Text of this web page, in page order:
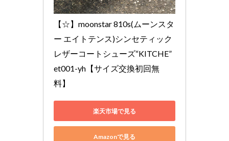
【☆】moonstar 810s(ムーンスタ
ー エイトテンス)シンセティック
レザーコートシューズ“KITCHE”
et001-yh【サイズ交換初回無
料】
楽天市場で見る
Amazonで見る